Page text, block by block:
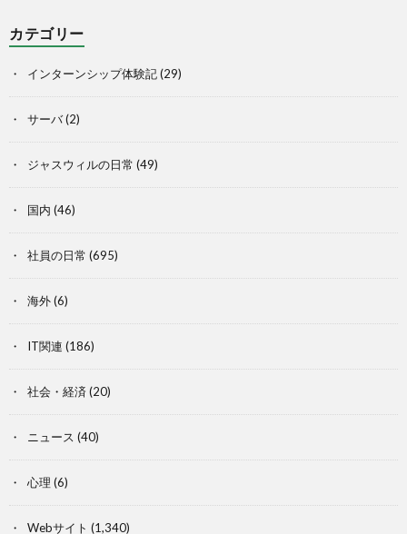
カテゴリー
インターンシップ体験記(29)
サーバ(2)
ジャスウィルの日常 (49)
国内 (46)
社員の日常 (695)
海外(6)
IT関連 (186)
社会・経済 (20)
ニュース (40)
心理 (6)
Webサイト (1,340)